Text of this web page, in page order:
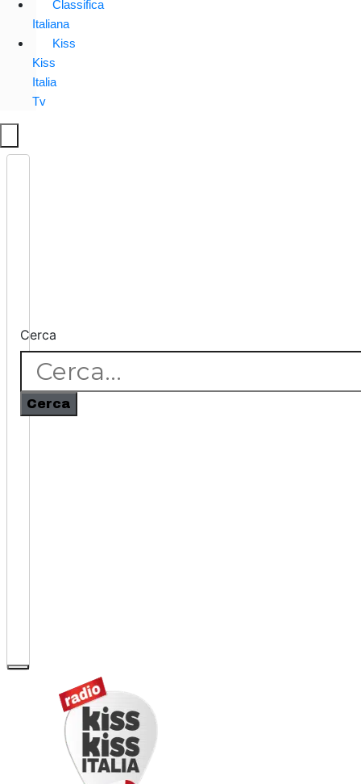
Classifica
Italiana
Kiss
Kiss
Italia
Tv
Cerca
Cerca